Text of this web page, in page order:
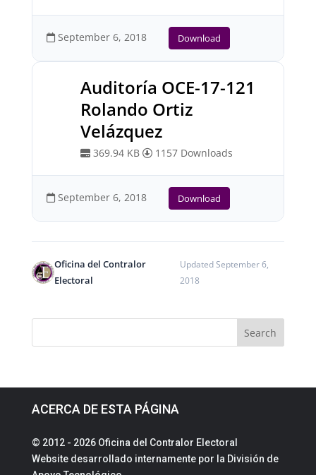
September 6, 2018 Download
Auditoría OCE-17-121
Rolando Ortiz
Velázquez
369.94 KB 1157 Downloads
September 6, 2018 Download
Oficina del Contralor
Electoral
Updated September 6,
2018
ACERCA DE ESTA PÁGINA
© 2012 - 2026 Oficina del Contralor Electoral
Website desarrollado internamente por la División de